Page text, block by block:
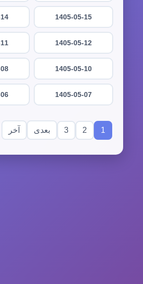
1405-05-15
1405-05-12
1405-05-10
1405-05-07
1
2
3 بعدی آخر